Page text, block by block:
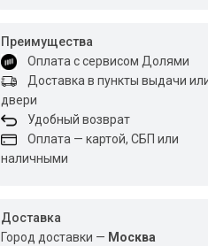
Преимущества
Оплата с сервисом Долями
Доставка в пункты выдачи
двери
Удобный возврат
Оплата — картой, СБП или
наличными
Доставка
Город доставки — Москва